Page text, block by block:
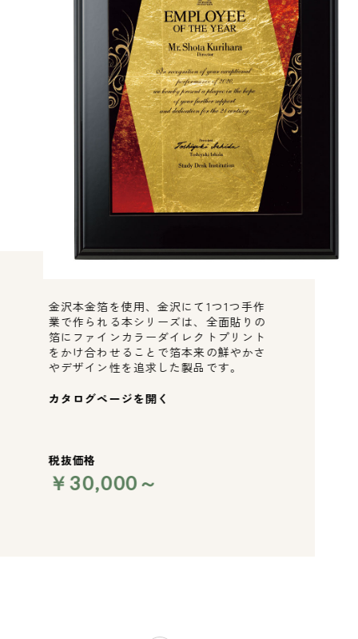
金沢本金箔を使用、金沢にて1つ1つ手作
業で作られる本シリーズは、全面貼りの
箔にファインカラーダイレクトプリント
をかけ合わせることで箔本来の鮮やかさ
やデザイン性を追求した製品です。
カタログページを開く
税抜価格
￥30,000～